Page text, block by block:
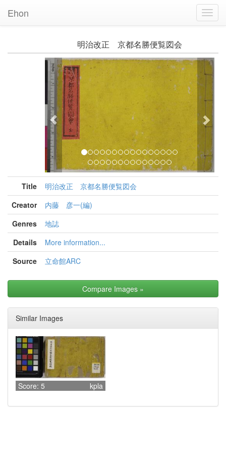
Ehon
明治改正 京都名勝便覧図会
Previous Next
Title
明治改正 京都名勝便覧図会
Creator
内藤 彦一(編)
Genres
地誌
Details
More information...
Source
立命館ARC
Compare Images »
Similar Images
Score: 5 kpla